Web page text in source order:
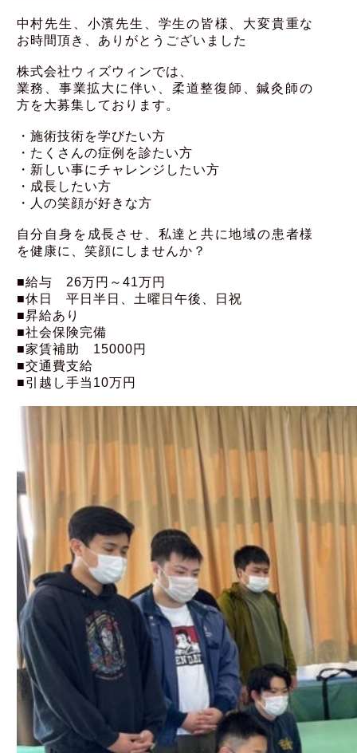
中村先生、小濱先生、学生の皆様、大変貴重な
お時間頂き、 ありがとうございました
株式会社ウィズウィンでは、
業務、事業拡大に伴い、柔道整復師、鍼灸師の
方を大募集しております。
・施術技術を学びたい方
・たくさんの症例を診たい方
・新しい事にチャレンジしたい方
・成長したい方
・人の笑顔が好きな方
自分自身を成長させ、私達と共に地域の患者様
を健康に、 笑顔にしませんか？
■給与 26万円～41万円
■休日 平日半日、土曜日午後、日祝
■昇給あり
■社会保険完備
■家賃補助 15000円
■交通費支給
■引越し手当10万円